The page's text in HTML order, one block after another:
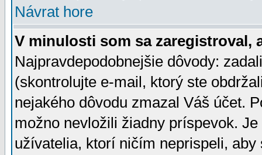
Návrat hore
V minulosti som sa zaregistroval,
Najpravdepodobnejšie dôvody:
(skontrolujte e-mail, ktorý ste
nejakého dôvodu zmazal Váš účet.
možno nevložili žiadny príspevok.
užívatelia, ktorí ničím neprispeli,